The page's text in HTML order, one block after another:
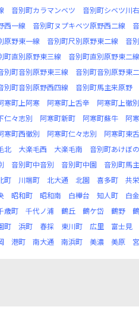
音別町カラマンベツ 音別町シベツ川
西一線 音別町ヌプキベツ原野西二線
原野東一線 音別町尺別原野東二線 音
町直別原野東三線 音別町直別原野東二線
別町音別原野東三線 音別町音別原野東
別町音別原野西四線 音別町馬主来原野
寒町上阿寒 阿寒町上舌辛 阿寒町上徹別
仁々志別 阿寒町新町 阿寒町蘇牛 阿
寒町西徹別 阿寒町仁々志別 阿寒町東
北 大楽毛西 大楽毛南 音別町あけぼの
音別町中音別 音別町中園 音別町馬
町 川端町 北大通 北園 喜多町 共
昭和町 昭和南 白樺台 知人町 白
歳町 千代ノ浦 鶴丘 鶴ケ岱 鶴野
町 浜町 春採 東川町 広里 富士見
港町 南大通 南浜町 美濃 美原